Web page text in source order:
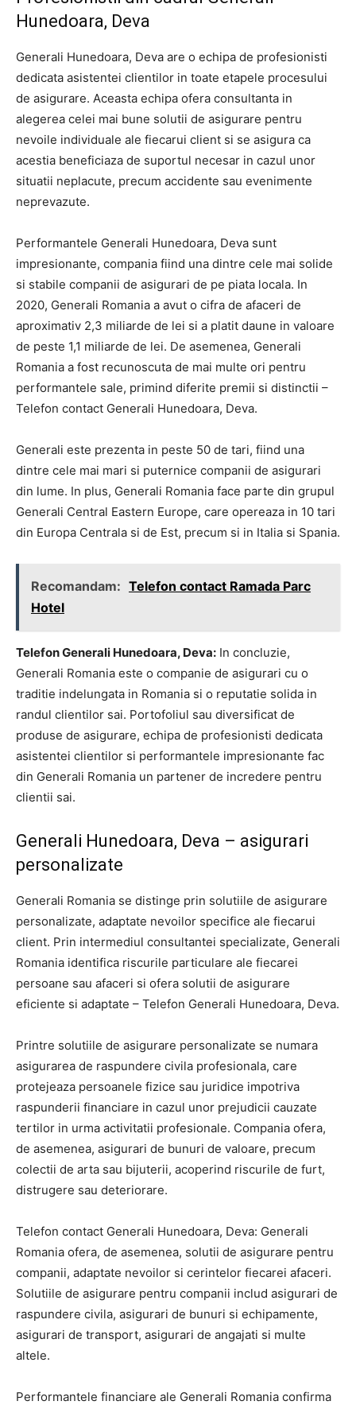
Hunedoara, Deva
Generali Hunedoara, Deva are o echipa de profesionisti
dedicata asistentei clientilor in toate etapele procesului
de asigurare. Aceasta echipa ofera consultanta in
alegerea celei mai bune solutii de asigurare pentru
nevoile individuale ale fiecarui client si se asigura ca
acestia beneficiaza de suportul necesar in cazul unor
situatii neplacute, precum accidente sau evenimente
neprevazute.
Performantele Generali Hunedoara, Deva sunt
impresionante, compania fiind una dintre cele mai solide
si stabile companii de asigurari de pe piata locala. In
2020, Generali Romania a avut o cifra de afaceri de
aproximativ 2,3 miliarde de lei si a platit daune in valoare
de peste 1,1 miliarde de lei. De asemenea, Generali
Romania a fost recunoscuta de mai multe ori pentru
performantele sale, primind diferite premii si distinctii –
Telefon contact Generali Hunedoara, Deva.
Generali este prezenta in peste 50 de tari, fiind una
dintre cele mai mari si puternice companii de asigurari
din lume. In plus, Generali Romania face parte din grupul
Generali Central Eastern Europe, care opereaza in 10 tari
din Europa Centrala si de Est, precum si in Italia si Spania.
Recomandam: Telefon contact Ramada Parc
Hotel
Telefon Generali Hunedoara, Deva: In concluzie,
Generali Romania este o companie de asigurari cu o
traditie indelungata in Romania si o reputatie solida in
randul clientilor sai. Portofoliul sau diversificat de
produse de asigurare, echipa de profesionisti dedicata
asistentei clientilor si performantele impresionante fac
din Generali Romania un partener de incredere pentru
clientii sai.
Generali Hunedoara, Deva – asigurari
personalizate
Generali Romania se distinge prin solutiile de asigurare
personalizate, adaptate nevoilor specifice ale fiecarui
client. Prin intermediul consultantei specializate, Generali
Romania identifica riscurile particulare ale fiecarei
persoane sau afaceri si ofera solutii de asigurare
eficiente si adaptate – Telefon Generali Hunedoara, Deva.
Printre solutiile de asigurare personalizate se numara
asigurarea de raspundere civila profesionala, care
protejeaza persoanele fizice sau juridice impotriva
raspunderii financiare in cazul unor prejudicii cauzate
tertilor in urma activitatii profesionale. Compania ofera,
de asemenea, asigurari de bunuri de valoare, precum
colectii de arta sau bijuterii, acoperind riscurile de furt,
distrugere sau deteriorare.
Telefon contact Generali Hunedoara, Deva: Generali
Romania ofera, de asemenea, solutii de asigurare pentru
companii, adaptate nevoilor si cerintelor fiecarei afaceri.
Solutiile de asigurare pentru companii includ asigurari de
raspundere civila, asigurari de bunuri si echipamente,
asigurari de transport, asigurari de angajati si multe
altele.
Performantele financiare ale Generali Romania confirma